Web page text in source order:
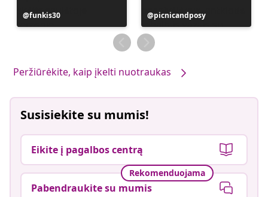
Įrašą
paskelbė
funkis30
Įrašą
paskelbė
picnicandposy
Peržiūrėkite, kaip įkelti nuotraukas
Susisiekite su mumis!
Eikite į pagalbos centrą
Rekomenduojama
Pabendraukite su mumis